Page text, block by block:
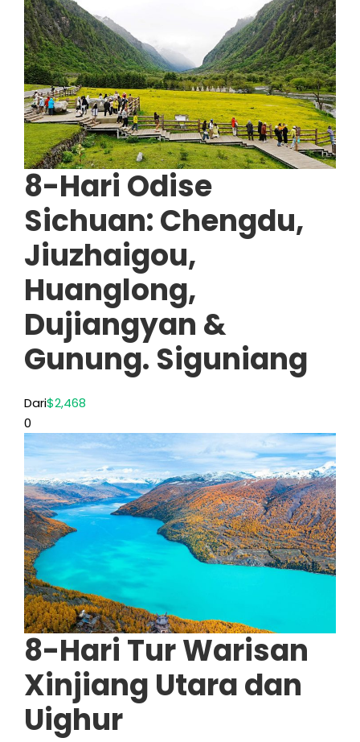
8-Hari Odise
Sichuan: Chengdu,
Jiuzhaigou,
Huanglong,
Dujiangyan &
Gunung. Siguniang
Dari$2,468
0
8-Hari Tur Warisan
Xinjiang Utara dan
Uighur